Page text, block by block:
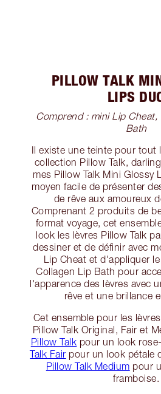
PILLOW TALK
LIPS
Comprend : mini Lip Cheat,
Bath
Il existe une teinte pour tout
collection Pillow Talk,
mes Pillow Talk Mini Glossy
moyen facile de présenter
de rêve aux amoureux
Comprenant 2 produits de
format voyage, cet
look les lèvres Pillow Talk
dessiner et de définir avec
Lip Cheat et d'appliquer
Collagen Lip Bath pour
l'apparence des lèvres avec
rêve et une brillance
Cet ensemble pour les
Pillow Talk Original, Fair et
Pillow Talk pour un look
Talk Fair pour un look pétale
Pillow Talk Medium pour
framboise.